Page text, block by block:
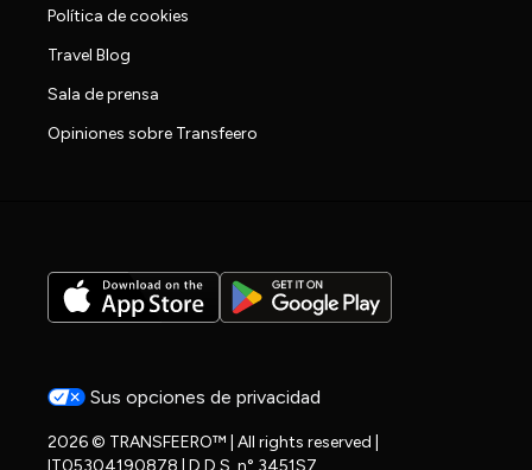
Política de cookies
Travel Blog
Sala de prensa
Opiniones sobre Transfeero
Sus opciones de privacidad
2026 © TRANSFEERO™ | All rights reserved |